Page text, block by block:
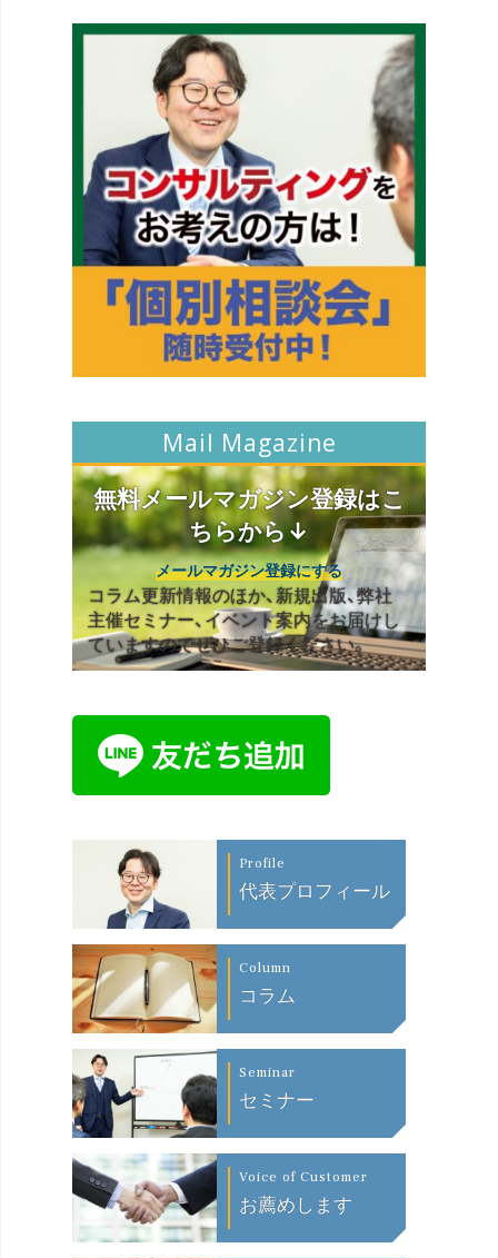
Mail Magazine
無料メールマガジン登録はこ
ちらから↓
メールマガジン登録にする
コラム更新情報のほか、新規出版、弊社
主催セミナー、イベント案内をお届けし
ていますのでぜひご登録ください。
Profile
代表プロフィール
Column
コラム
Seminar
セミナー
Voice of Customer
お薦めします